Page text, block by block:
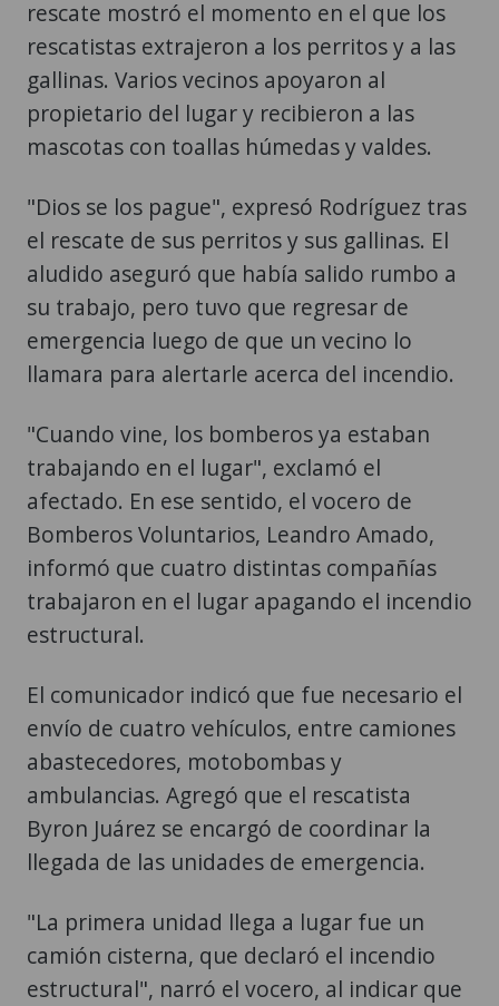
rescate mostró el momento en el que los
rescatistas extrajeron a los perritos y a las
gallinas. Varios vecinos apoyaron al
propietario del lugar y recibieron a las
mascotas con toallas húmedas y valdes.
"Dios se los pague", expresó Rodríguez tras
el rescate de sus perritos y sus gallinas. El
aludido aseguró que había salido rumbo a
su trabajo, pero tuvo que regresar de
emergencia luego de que un vecino lo
llamara para alertarle acerca del incendio.
"Cuando vine, los bomberos ya estaban
trabajando en el lugar", exclamó el
afectado. En ese sentido, el vocero de
Bomberos Voluntarios, Leandro Amado,
informó que cuatro distintas compañías
trabajaron en el lugar apagando el incendio
estructural.
El comunicador indicó que fue necesario el
envío de cuatro vehículos, entre camiones
abastecedores, motobombas y
ambulancias. Agregó que el rescatista
Byron Juárez se encargó de coordinar la
llegada de las unidades de emergencia.
"La primera unidad llega a lugar fue un
camión cisterna, que declaró el incendio
estructural", narró el vocero, al indicar que